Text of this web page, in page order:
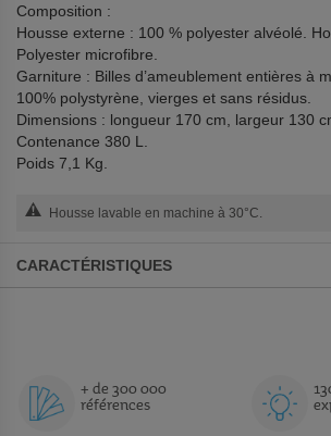
Composition :
Housse externe : 100 % polyester alvéolé.
Polyester microfibre.
Garniture : Billes d’ameublement entières à
100% polystyrène, vierges et sans résidus.
Dimensions : longueur 170 cm, largeur 130
Contenance 380 L.
Poids 7,1 Kg.
Housse lavable en machine à 30°C.
CARACTÉRISTIQUES
+ de 300 000
références